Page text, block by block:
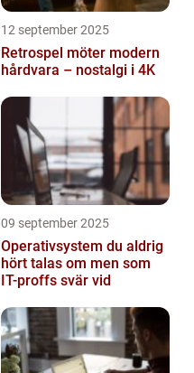
12 september 2025
Retrospel möter modern
hårdvara – nostalgi i 4K
09 september 2025
Operativsystem du aldrig
hört talas om men som
IT-proffs svär vid